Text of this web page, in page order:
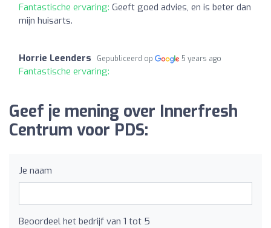
Fantastische ervaring: Geeft goed advies, en is beter dan
mijn huisarts.
Horrie Leenders Gepubliceerd op 5 years ago
Fantastische ervaring:
Geef je mening over Innerfresh
Centrum voor PDS:
Je naam
Beoordeel het bedrijf van 1 tot 5